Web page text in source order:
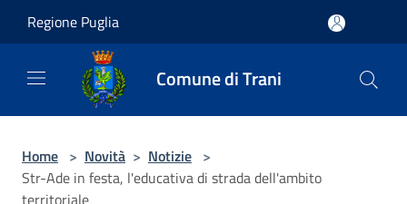
Regione Puglia
Comune di Trani
Home > Novità > Notizie >
Str-Ade in festa, l'educativa di strada dell'ambito
territoriale